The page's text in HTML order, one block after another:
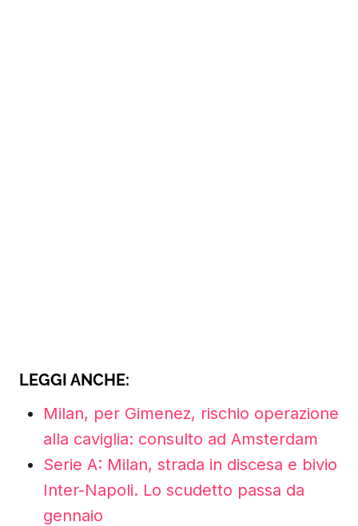
LEGGI ANCHE:
Milan, per Gimenez, rischio operazione
alla caviglia: consulto ad Amsterdam
Serie A: Milan, strada in discesa e bivio
Inter-Napoli. Lo scudetto passa da
gennaio